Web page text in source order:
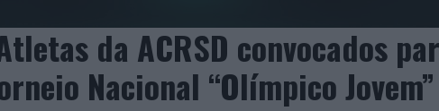
da ACRSD convocados
Nacional “Olímpico Jovem”